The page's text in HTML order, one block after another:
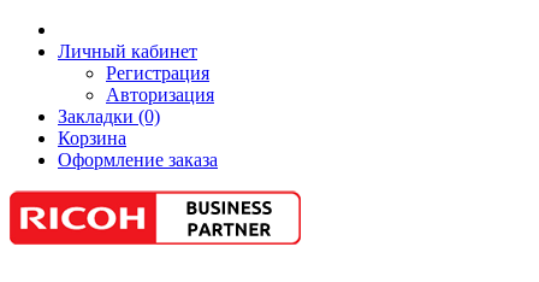
Личный кабинет
Регистрация
Авторизация
Закладки (0)
Корзина
Оформление заказа